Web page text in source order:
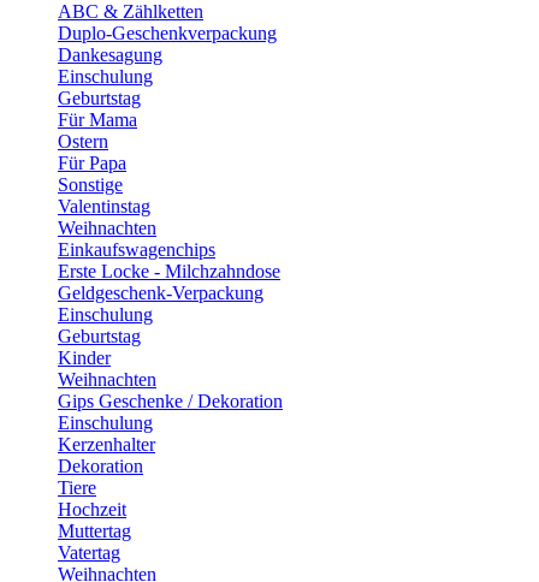
ABC & Zählketten
Duplo-Geschenkverpackung
Dankesagung
Einschulung
Geburtstag
Für Mama
Ostern
Für Papa
Sonstige
Valentinstag
Weihnachten
Einkaufswagenchips
Erste Locke - Milchzahndose
Geldgeschenk-Verpackung
Einschulung
Geburtstag
Kinder
Weihnachten
Gips Geschenke / Dekoration
Einschulung
Kerzenhalter
Dekoration
Tiere
Hochzeit
Muttertag
Vatertag
Weihnachten